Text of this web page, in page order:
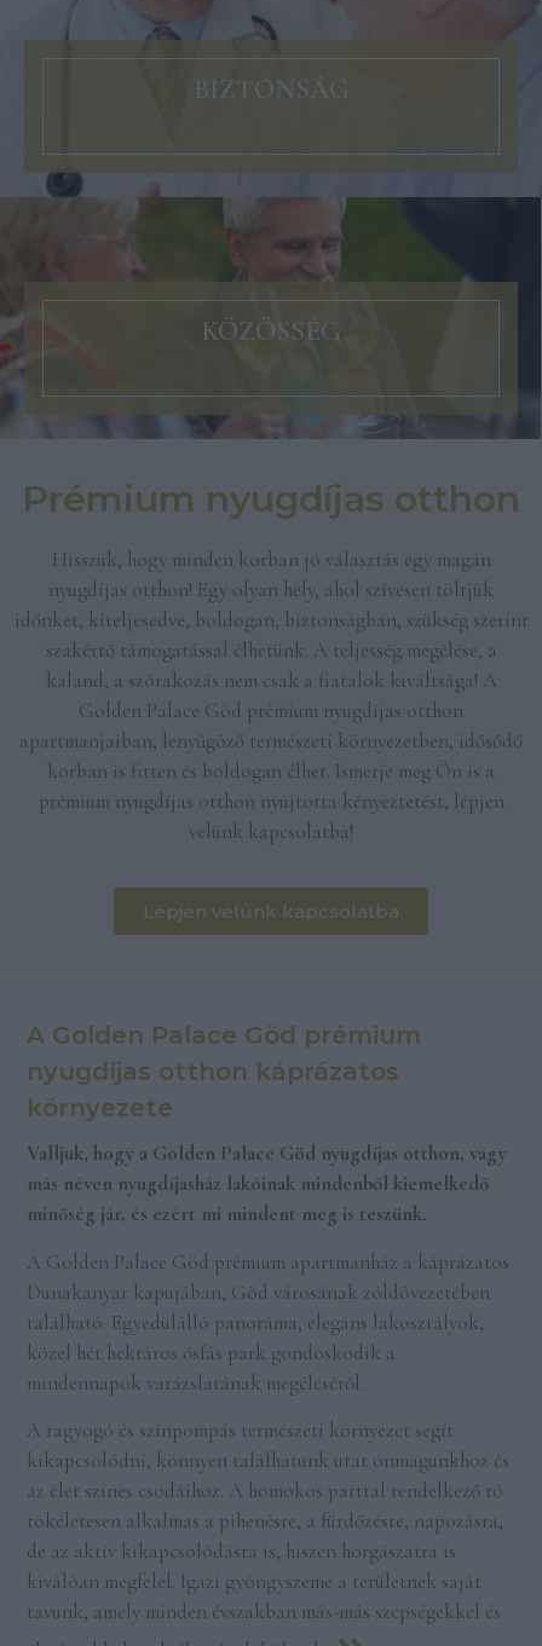
BIZTONSÁG
KÖZÖSSÉG
Prémium nyugdíjas otthon
Hisszük, hogy minden korban jó választás egy magán
nyugdíjas otthon! Egy olyan hely, ahol szívesen töltjük
időnket, kiteljesedve, boldogan, biztonságban, szükség szerint
szakértő támogatással élhetünk. A teljesség megélése, a
kaland, a szórakozás nem csak a fiatalok kiváltsága! A
Golden Palace Göd prémium nyugdíjas otthon
apartmanjaiban, lenyűgöző természeti környezetben, idősődő
korban is fitten és boldogan élhet. Ismerje meg Ön is a
prémium nyugdíjas otthon nyújtotta kényeztetést, lépjen
velünk kapcsolatba!
Lépjen velünk kapcsolatba
A Golden Palace Göd prémium
nyugdíjas otthon káprázatos
környezete
Valljuk, hogy a Golden Palace Göd nyugdíjas otthon, vagy
más néven nyugdíjasház lakóinak mindenből kiemelkedő
minőség jár, és ezért mi mindent meg is teszünk.
A Golden Palace Göd prémium apartmanház a káprázatos
Dunakanyar kapujában, Göd városának zöldövezetében
található. Egyedülálló panoráma, elegáns lakosztályok,
közel hét hektáros ősfás park gondoskodik a
mindennapok varázslatának megéléséről.
A ragyogó és színpompás természeti környezet segít
kikapcsolódni, könnyen találhatunk utat önmagunkhoz és
az élet színes csodáihoz. A homokos parttal rendelkező tó
tökéletesen alkalmas a pihenésre, a fürdőzésre, napozásra,
de az aktív kikapcsolódásra is, hiszen horgászatra is
kiválóan megfelel. Igazi gyöngyszeme a területnek saját
tavunk, amely minden évszakban más-más szépségekkel és